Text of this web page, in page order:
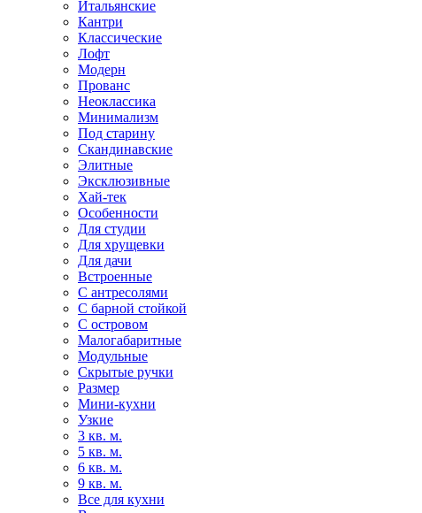
Итальянские
Кантри
Классические
Лофт
Модерн
Прованс
Неоклассика
Минимализм
Под старину
Скандинавские
Элитные
Эксклюзивные
Хай-тек
Особенности
Для студии
Для хрущевки
Для дачи
Встроенные
С антресолями
С барной стойкой
С островом
Малогабаритные
Модульные
Скрытые ручки
Размер
Мини-кухни
Узкие
3 кв. м.
5 кв. м.
6 кв. м.
9 кв. м.
Все для кухни